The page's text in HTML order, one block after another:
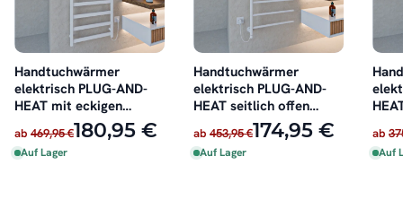
Handtuchwärmer
elektrisch PLUG-AND-
HEAT mit eckigen
Rohren Weiß
ab 469,95 €180,95 €
Auf Lager
Handtuchwärmer
elektrisch PLUG-AND-
HEAT seitlich offen
ab 453,95 €174,95 €
Auf Lager
ab
Auf